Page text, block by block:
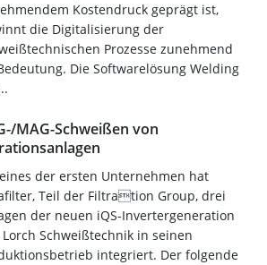
Kostendruck geprägt ist,
die Digitalisierung der
Prozesse zunehmend
Die Softwarelösung Welding
MAG-Schweißen von
der ersten Unternehmen hat
Teil der Filtration Group, drei
der neuen iQS-Invertergeneration
Schweißtechnik in seinen
integriert. Der folgende